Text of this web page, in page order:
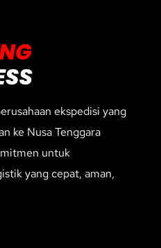
ekspedisi yang
ke Nusa Tenggara
untuk
yang cepat, aman,